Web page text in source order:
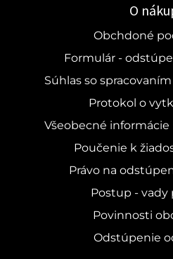
O
Obchdoné
Formulár -
Súhlas so
Protokol o
Všeobecné informácie
Poučenie k
Právo na
Postup -
Povinnosti
Odstúpenie